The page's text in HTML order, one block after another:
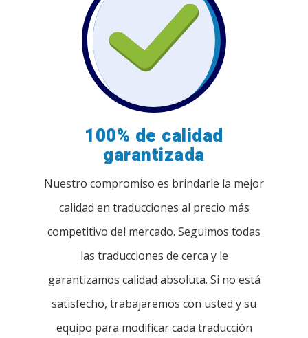
100% de calidad
garantizada
Nuestro compromiso es brindarle la mejor
calidad en traducciones al precio más
competitivo del mercado. Seguimos todas
las traducciones de cerca y le
garantizamos calidad absoluta. Si no está
satisfecho, trabajaremos con usted y su
equipo para modificar cada traducción